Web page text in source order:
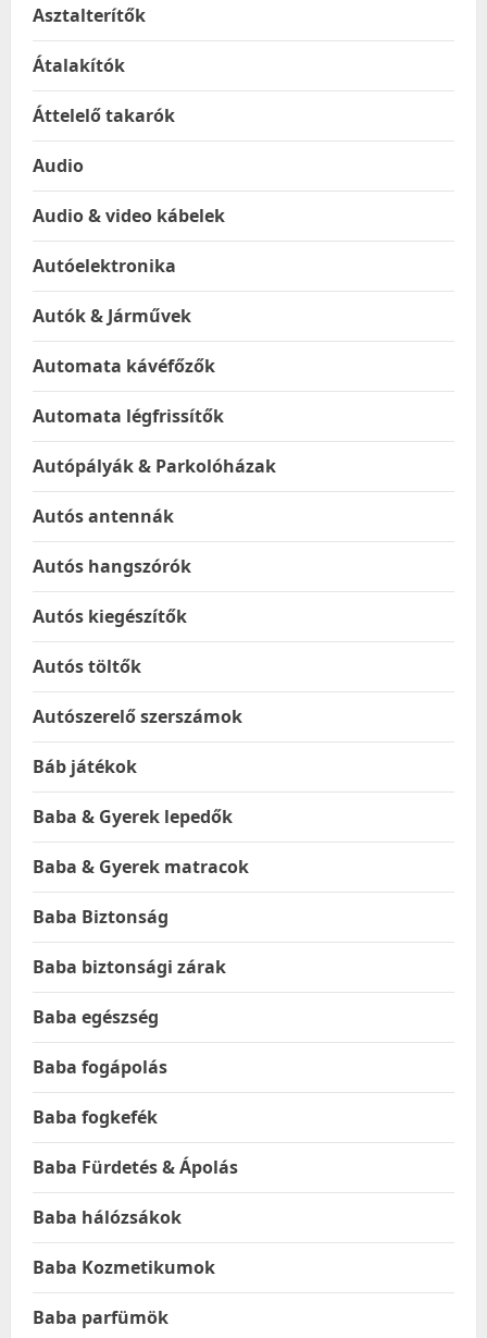
Asztalterítők
Átalakítók
Áttelelő takarók
Audio
Audio & video kábelek
Autóelektronika
Autók & Járművek
Automata kávéfőzők
Automata légfrissítők
Autópályák & Parkolóházak
Autós antennák
Autós hangszórók
Autós kiegészítők
Autós töltők
Autószerelő szerszámok
Báb játékok
Baba & Gyerek lepedők
Baba & Gyerek matracok
Baba Biztonság
Baba biztonsági zárak
Baba egészség
Baba fogápolás
Baba fogkefék
Baba Fürdetés & Ápolás
Baba hálózsákok
Baba Kozmetikumok
Baba parfümök